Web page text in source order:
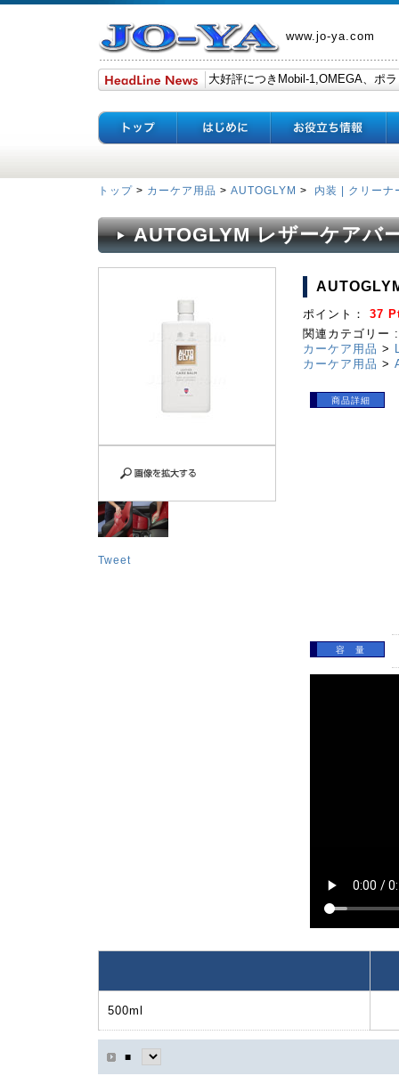
www.jo-ya.com
トップ > カーケア用品 > AUTOGLYM > 内装 | クリーナ
AUTOGLYM レザーケアバ
Tweet
ポイント： 37
関連カテゴリー :
カーケア用品 >
カーケア用品 >
商品詳細
容 量
500ml
■